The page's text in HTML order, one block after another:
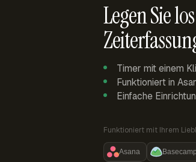
Legen Sie
Timer mit einem
Funktioniert in
Einfache
Funktioniert mit Ihrem
Asana Basecamp